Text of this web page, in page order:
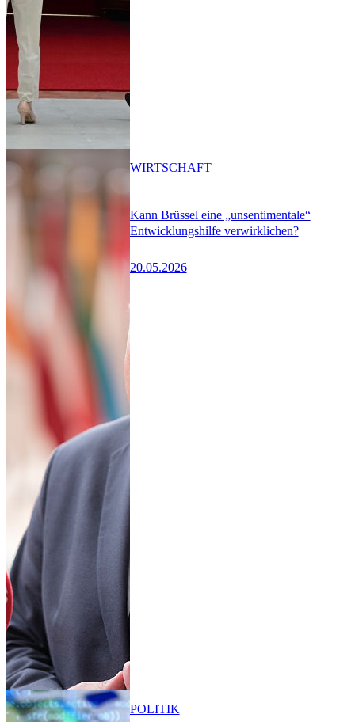
Kann Brüssel eine „unsentimentale“
Entwicklungshilfe verwirklichen?
20.05.2026
WIRTSCHAFT
POLITIK